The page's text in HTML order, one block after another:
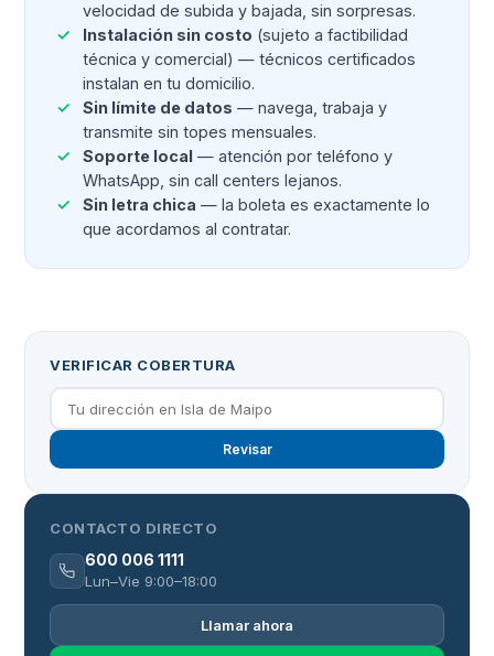
velocidad de subida y bajada, sin sorpresas.
Instalación sin costo (sujeto a factibilidad
técnica y comercial) — técnicos certificados
instalan en tu domicilio.
Sin límite de datos — navega, trabaja y
transmite sin topes mensuales.
Soporte local — atención por teléfono y
WhatsApp, sin call centers lejanos.
Sin letra chica — la boleta es exactamente lo
que acordamos al contratar.
VERIFICAR COBERTURA
Revisar
CONTACTO DIRECTO
600 006 1111
Lun–Vie 9:00–18:00
Llamar ahora